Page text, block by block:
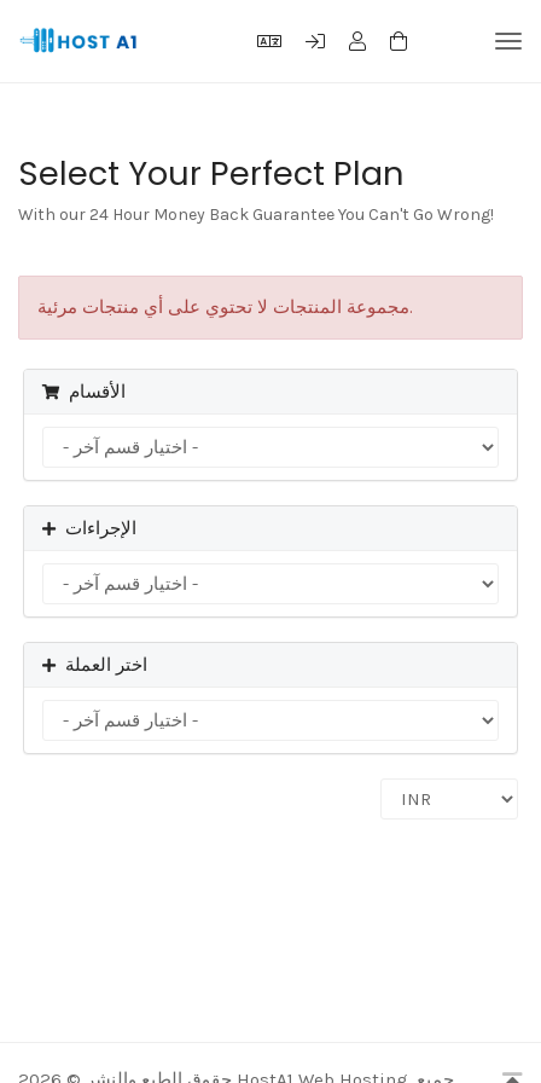
Select Your Perfect Plan
With our 24 Hour Money Back Guarantee You Can't Go Wrong!
مجموعة المنتجات لا تحتوي على أي منتجات مرئية.
الأقسام
الإجراءات
اختر العملة